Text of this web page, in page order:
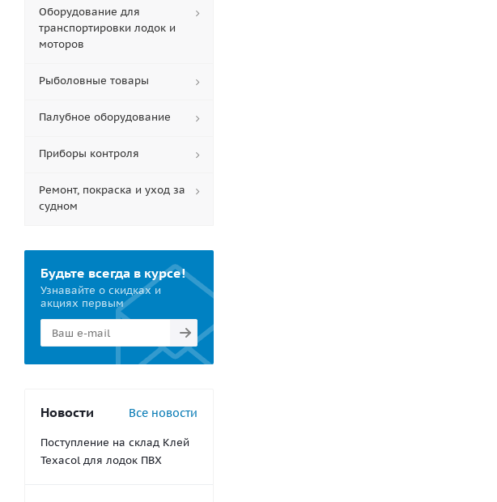
Оборудование для
транспортировки лодок и
моторов
Рыболовные товары
Палубное оборудование
Приборы контроля
Ремонт, покраска и уход за
судном
Будьте всегда в курсе!
Узнавайте о скидках и
акциях первым
Новости Все новости
Поступление на склад Клей
Texacol для лодок ПВХ